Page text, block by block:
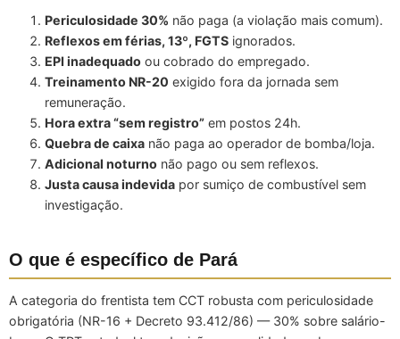
Periculosidade 30% não paga (a violação mais comum).
Reflexos em férias, 13º, FGTS ignorados.
EPI inadequado ou cobrado do empregado.
Treinamento NR-20 exigido fora da jornada sem
remuneração.
Hora extra “sem registro” em postos 24h.
Quebra de caixa não paga ao operador de bomba/loja.
Adicional noturno não pago ou sem reflexos.
Justa causa indevida por sumiço de combustível sem
investigação.
O que é específico de Pará
A categoria do frentista tem CCT robusta com periculosidade
obrigatória (NR-16 + Decreto 93.412/86) — 30% sobre salário-